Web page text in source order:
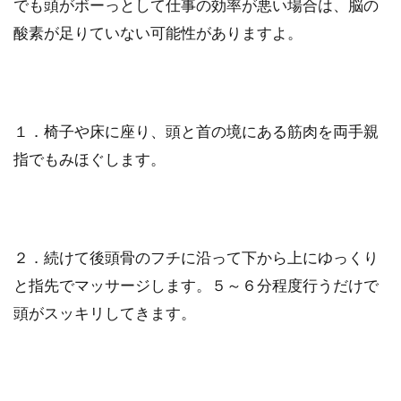
でも頭がボーっとして仕事の効率が悪い場合は、脳の
酸素が足りていない可能性がありますよ。
１．椅子や床に座り、頭と首の境にある筋肉を両手親
指でもみほぐします。
２．続けて後頭骨のフチに沿って下から上にゆっくり
と指先でマッサージします。５～６分程度行うだけで
頭がスッキリしてきます。